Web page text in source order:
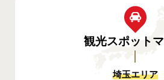
観光スポット
埼玉エリア